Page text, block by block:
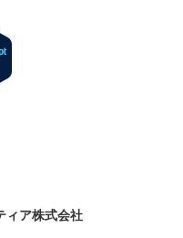
ィア株式会社